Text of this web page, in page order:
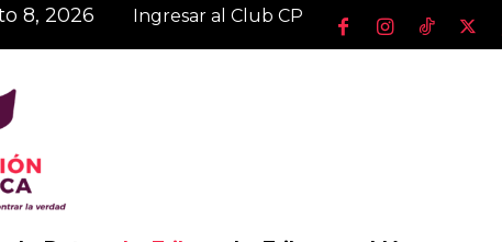
8, 2026 Ingresar al Club CP